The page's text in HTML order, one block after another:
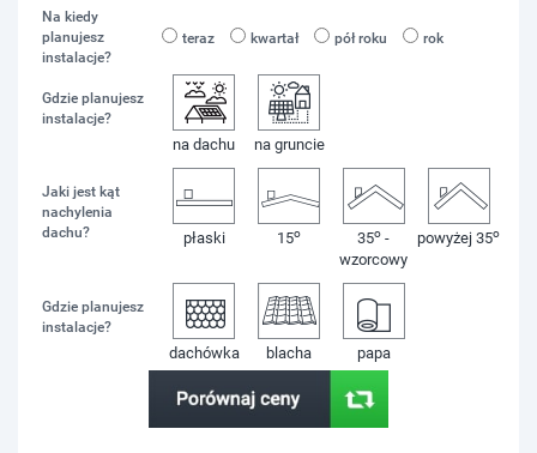
Na kiedy
planujesz
instalacje?
teraz kwartał pół roku rok
Gdzie planujesz
instalacje?
na dachu na gruncie
Jaki jest kąt
nachylenia
dachu?
płaski 15o 35o -
wzorcowy
powyżej 35o
Gdzie planujesz
instalacje?
dachówka blacha papa